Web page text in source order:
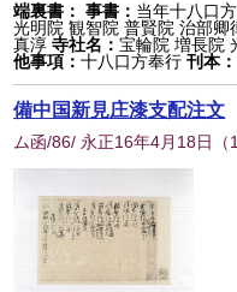
端裏書： 事書： 当年十八口
光明院 観智院 普賢院 治部
真淳 寺社名：宝輪院 増長院
他事項：十八口方奉行刊本：
備中国新見庄漆支配注文
ム函/86/ 永正16年4月18日 （